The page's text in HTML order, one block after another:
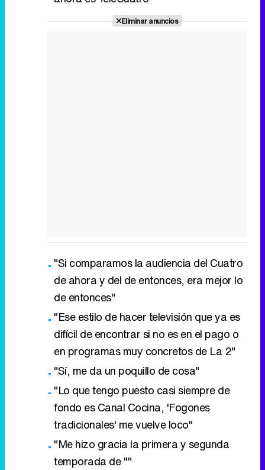
Eliminar anuncios
"Si comparamos la audiencia del Cuatro
de ahora y del de entonces, era mejor lo
de entonces"
"Ese estilo de hacer televisión que ya es
difícil de encontrar si no es en el pago o
en programas muy concretos de La 2"
"Sí, me da un poquillo de cosa"
"Lo que tengo puesto casi siempre de
fondo es Canal Cocina, 'Fogones
tradicionales' me vuelve loco"
"Me hizo gracia la primera y segunda
temporada de ''"